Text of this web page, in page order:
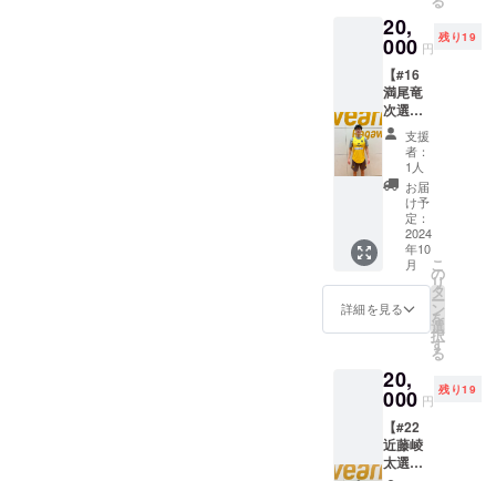
は、対
応いた
しかね
ますの
で、何
卒ご了
承くだ
さい。
ブルを
提供し
ます。
・商品
サイ
ズ：XO
サイズ
※リバー
シブル
の背番
号は15
番で
す。 ※
選手実
着用の
もので
はあり
確定後
の返
金・
キャン
セル・
交換
20,
000 円
残り19
【#16
満尾竜
次選
手 サ
イン入
りリ
バーシ
ブル】
選手が
練習中
に使用
してい
るもの
と同じ
デザイ
ンのリ
ブルを
提供し
ます。
・商品
サイ
ズ：XO
支援
者：
1人
お届
け予
定：
2024
年10
月
詳細を見る
こ
の
リ
タ
ー
ン
を
選
択
す
る
20,
000 円
残り19
【#22
近藤崚
太選